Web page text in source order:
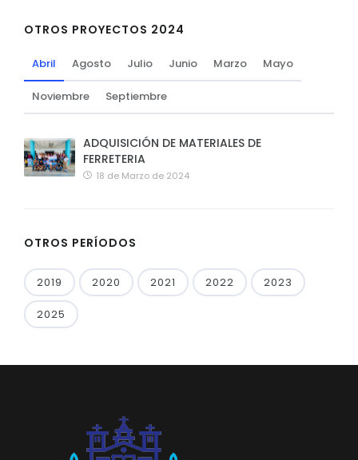
OTROS PROYECTOS 2024
Abril Agosto Julio Junio Marzo Mayo
Noviembre Septiembre
ADQUISICIÓN DE MATERIALES DE
FERRETERIA
18 de Marzo de 2024
OTROS PERÍODOS
2019 2020 2021 2022 2023
2025